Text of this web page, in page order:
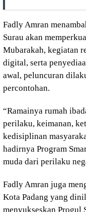
Fadly Amran
Surau akan
Mubarakah, kegiatan
digital, serta
awal, peluncuran
percontohan.
“Ramainya rumah
perilaku, keimanan,
kedisiplinan
hadirnya Program
muda dari perilaku
Fadly Amran juga
Kota Padang yang
menyukseskan Progul